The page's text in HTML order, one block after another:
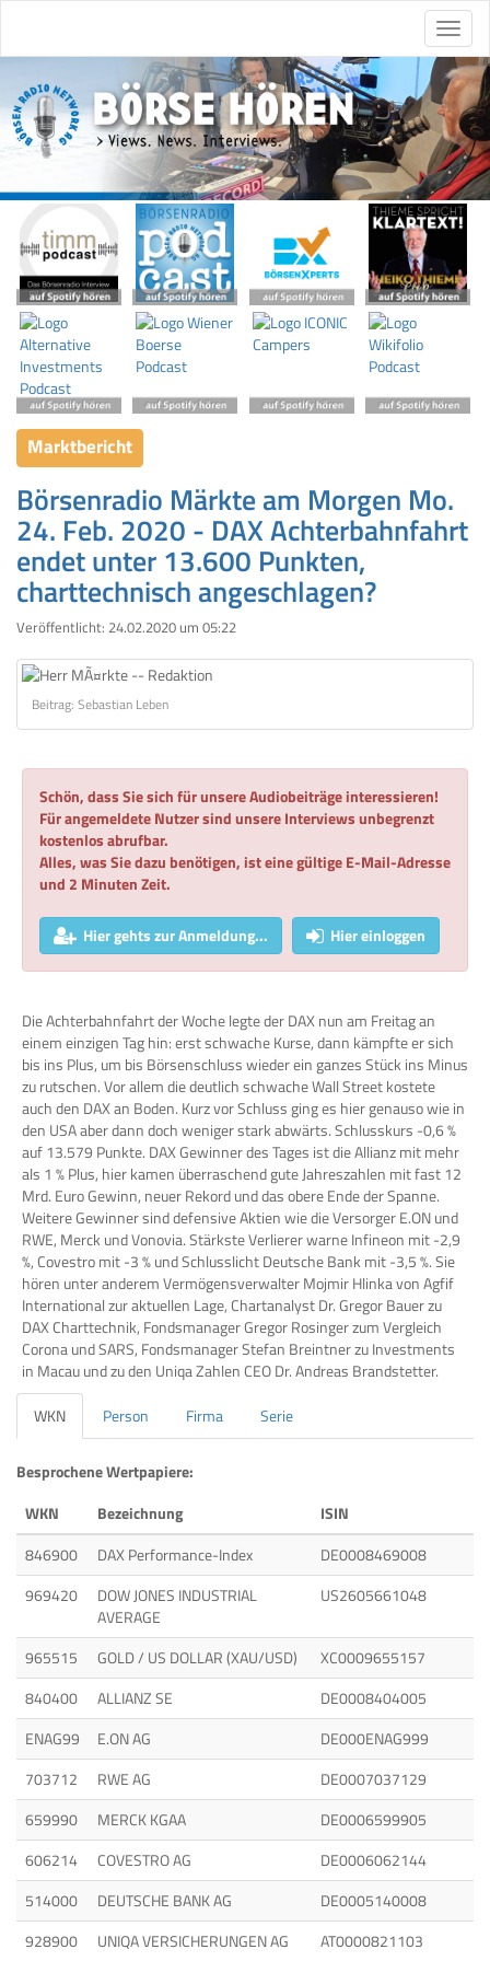
Marktbericht
Börsenradio Märkte am Morgen Mo.
24. Feb. 2020 - DAX Achterbahnfahrt
endet unter 13.600 Punkten,
charttechnisch angeschlagen?
Veröffentlicht: 24.02.2020 um 05:22
Beitrag: Sebastian Leben
Schön, dass Sie sich für unsere Audiobeiträge interessieren!
Für angemeldete Nutzer sind unsere Interviews unbegrenzt
kostenlos abrufbar.
Alles, was Sie dazu benötigen, ist eine gültige E-Mail-Adresse
und 2 Minuten Zeit.
Hier gehts zur Anmeldung... Hier einloggen
Die Achterbahnfahrt der Woche legte der DAX nun am Freitag an
einem einzigen Tag hin: erst schwache Kurse, dann kämpfte er sich
bis ins Plus, um bis Börsenschluss wieder ein ganzes Stück ins Minus
zu rutschen. Vor allem die deutlich schwache Wall Street kostete
auch den DAX an Boden. Kurz vor Schluss ging es hier genauso wie in
den USA aber dann doch weniger stark abwärts. Schlusskurs -0,6 %
auf 13.579 Punkte. DAX Gewinner des Tages ist die Allianz mit mehr
als 1 % Plus, hier kamen überraschend gute Jahreszahlen mit fast 12
Mrd. Euro Gewinn, neuer Rekord und das obere Ende der Spanne.
Weitere Gewinner sind defensive Aktien wie die Versorger E.ON und
RWE, Merck und Vonovia. Stärkste Verlierer warne Infineon mit -2,9
%, Covestro mit -3 % und Schlusslicht Deutsche Bank mit -3,5 %. Sie
hören unter anderem Vermögensverwalter Mojmir Hlinka von Agfif
International zur aktuellen Lage, Chartanalyst Dr. Gregor Bauer zu
DAX Charttechnik, Fondsmanager Gregor Rosinger zum Vergleich
Corona und SARS, Fondsmanager Stefan Breintner zu Investments
in Macau und zu den Uniqa Zahlen CEO Dr. Andreas Brandstetter.
WKN
Person Firma Serie
Besprochene Wertpapiere:
WKN
Bezeichnung
ISIN
846900
DAX Performance-Index
DE0008469008
969420
DOW JONES INDUSTRIAL
AVERAGE
US2605661048
965515 GOLD / US DOLLAR (XAU/USD)
XC0009655157
840400
ALLIANZ SE
DE0008404005
ENAG99
E.ON AG
DE000ENAG999
703712
RWE AG
DE0007037129
659990
MERCK KGAA
DE0006599905
606214
COVESTRO AG
DE0006062144
514000
DEUTSCHE BANK AG
DE0005140008
928900
UNIQA VERSICHERUNGEN AG AT0000821103